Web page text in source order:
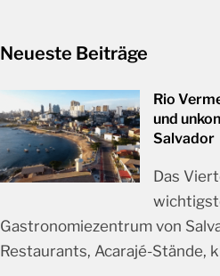
Neueste Beiträge
Rio
und
Salvador
Das
Gastronomiezentrum von
Restaurants, Acarajé-Stände,